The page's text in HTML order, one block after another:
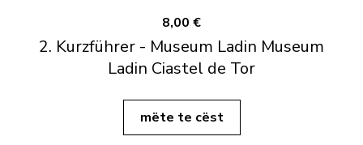
8,00 €
2. Kurzführer - Museum Ladin Museum
Ladin Ciastel de Tor
mëte te cëst